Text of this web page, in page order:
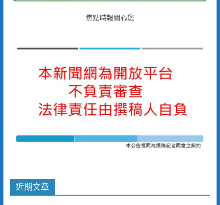
焦點時報關心您
近期文章